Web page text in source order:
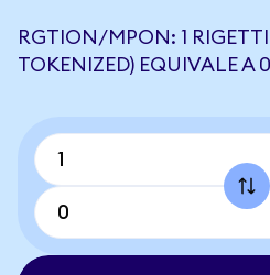
RGTION/MPON: 1
TOKENIZED) EQUIVALE A